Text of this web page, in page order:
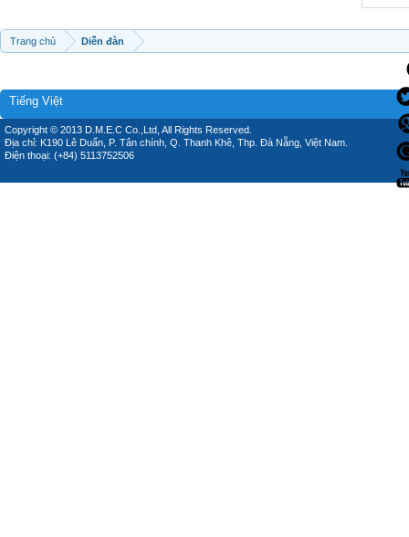
Trang chủ Diễn đàn
Tiếng Việt
Copyright © 2013 D.M.E.C Co.,Ltd, All Rights Reserved.
Địa chỉ: K190 Lê Duẩn, P. Tân chính, Q. Thanh Khê, Thp. Đà Nẵng, Việt Nam.
Điện thoại: (+84) 5113752506